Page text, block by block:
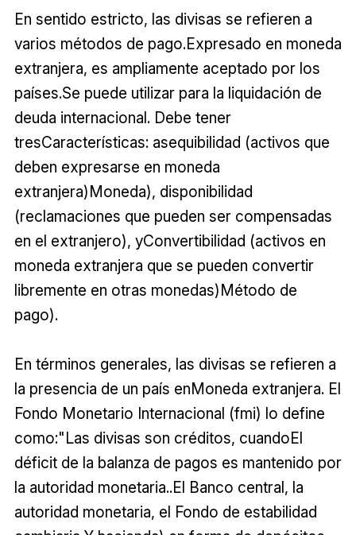
En sentido estricto, las divisas se refieren a
varios métodos de pago.Expresado en moneda
extranjera, es ampliamente aceptado por los
países.Se puede utilizar para la liquidación de
deuda internacional. Debe tener
tresCaracterísticas: asequibilidad (activos que
deben expresarse en moneda
extranjera)Moneda), disponibilidad
(reclamaciones que pueden ser compensadas
en el extranjero), yConvertibilidad (activos en
moneda extranjera que se pueden convertir
libremente en otras monedas)Método de
pago).
En términos generales, las divisas se refieren a
la presencia de un país enMoneda extranjera. El
Fondo Monetario Internacional (fmi) lo define
como:"Las divisas son créditos, cuandoEl
déficit de la balanza de pagos es mantenido por
la autoridad monetaria..El Banco central, la
autoridad monetaria, el Fondo de estabilidad